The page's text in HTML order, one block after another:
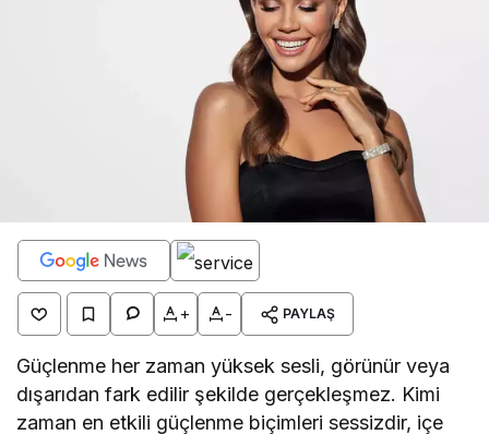
+ - PAYLAŞ
Güçlenme her zaman yüksek sesli, görünür veya
dışarıdan fark edilir şekilde gerçekleşmez. Kimi
zaman en etkili güçlenme biçimleri sessizdir, içe